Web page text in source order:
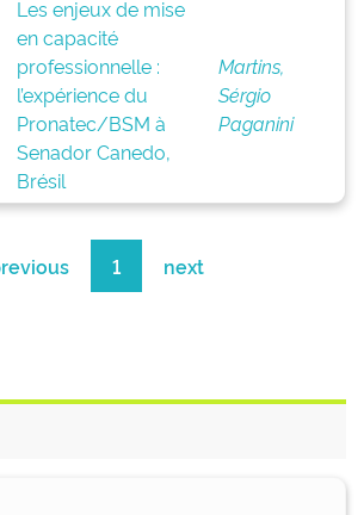
Les enjeux de mise
en capacité
professionnelle :
l’expérience du
Pronatec/BSM à
Senador Canedo,
Brésil
Martins,
Sérgio
Paganini
1 next